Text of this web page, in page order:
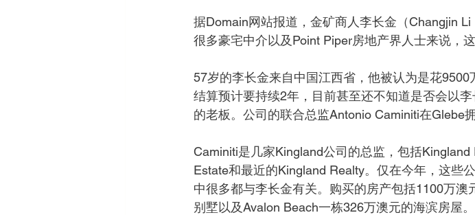
据Domain网站报道，金矿商人李长金（Changjin
很多豪宅中介以及Point Piper房地产界人士来说，
57岁的李长金来自中国江西省，他被认为是花
结算预计要持续2年，目前甚至还不知道是否会以
的老板。公司的联合总监Antonio Caminiti在Glebe
Caminiti是几家Kingland公司的总监，包括
Estate和最近的Kingland Realty。仅在今年，这些
中很多都与李长金有关。购买的房产包括1100万
别墅以及Avalon Beach一栋326万澳元的海滨房屋。